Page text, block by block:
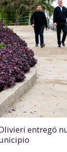
entregó